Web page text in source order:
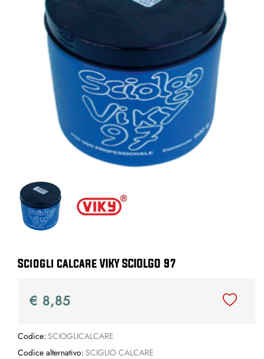
Sciogli calcare VIKY SCIOLGO 97
€ 8,85
Codice: SCIOGLICALCARE
Codice alternativo: SCIGLIO CALCARE